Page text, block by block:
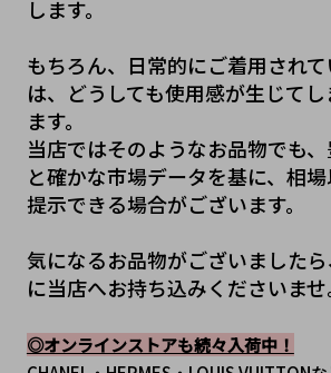
します。
もちろん、日常的にご着用され
は、どうしても使用感が生じて
ます。
当店ではそのようなお品物でも
と確かな市場データを基に、相
提示できる場合がございます。
気になるお品物がございました
に当店へお持ち込みくださいませ
◎オンラインストアも続々入荷中！